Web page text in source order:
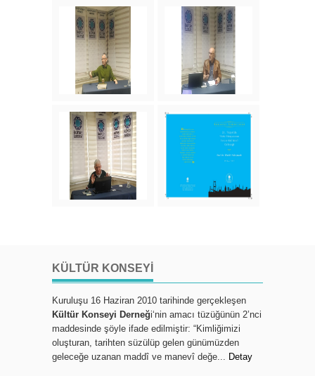
KÜLTÜR KONSEYI
Kuruluşu 16 Haziran 2010 tarihinde gerçekleşen
Kültür Konseyi Derneği‘nin amacı tüzüğünün 2’nci
maddesinde şöyle ifade edilmiştir: “Kimliğimizi
oluşturan, tarihten süzülüp gelen günümüzden
geleceğe uzanan maddî ve manevî değe... Detay